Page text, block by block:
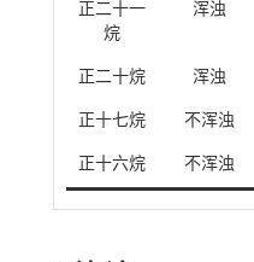
正二十一
烷
浑浊
正二十烷 浑浊
正十七烷 不浑浊
正十六烷 不浑浊